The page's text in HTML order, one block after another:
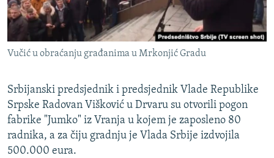
SPECIJALI RSE
VIŠE OD NASLOVA
GENOCID U SREBRENICI
POPLAVE I KLIZIŠTA U BIH 2024.
TV LIBERTY
POST SCRIPTUM
MOJA EVROPA
PRATITE NAS
Sve RFE/RL stranice
Vučić u obraćanju građanima u Mrkonjić Gradu
Srbijanski predsjednik i predsjednik Vlade Republike
Srpske Radovan Višković u Drvaru su otvorili pogon
fabrike "Jumko" iz Vranja u kojem je zaposleno 80
radnika, a za čiju gradnju je Vlada Srbije izdvojila
500.000 eura.